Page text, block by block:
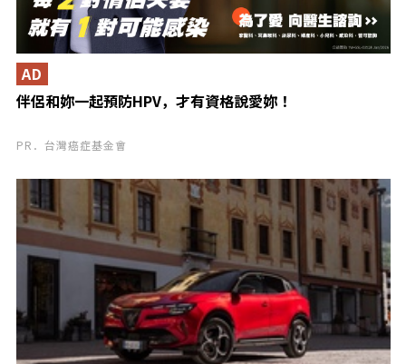
伴侶和妳一起預防HPV，才有資格說愛妳！
AD
PR．台灣癌症基金會